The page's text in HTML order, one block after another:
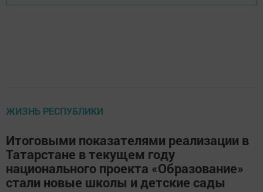
ЖИЗНЬ РЕСПУБЛИКИ
Итоговыми показателями реализации в
Татарстане в текущем году
национального проекта «Образование»
стали новые школы и детские сады